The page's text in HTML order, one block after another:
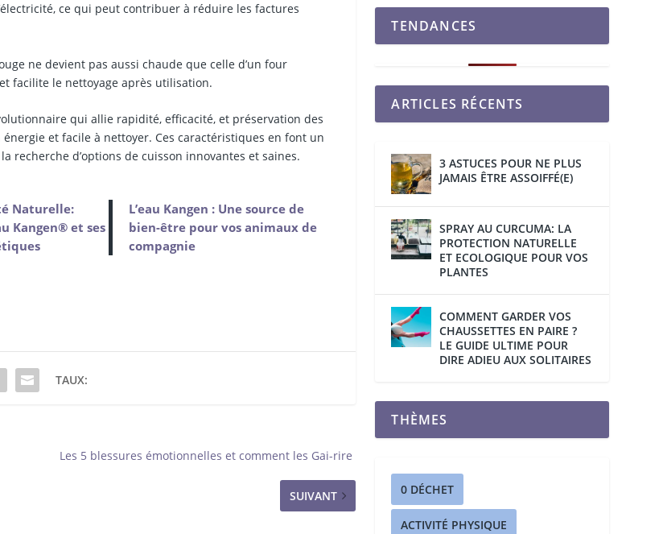
ce qui peut contribuer à réduire les factures
ne devient pas aussi chaude que celle d’un four
facilite le nettoyage après utilisation.
qui allie rapidité, efficacité, et préservation des
et facile à nettoyer. Ces caractéristiques en font un
d’options de cuisson innovantes et saines.
Naturelle:
Kangen® et ses
L’eau Kangen : Une source de
bien-être pour vos animaux de
compagnie
TAUX:
Les 5 blessures émotionnelles et comment les Gai-rire
SUIVANT
TENDANCES
ARTICLES RÉCENTS
3 ASTUCES POUR NE PLUS
JAMAIS ÊTRE ASSOIFFÉ(E)
SPRAY AU CURCUMA: LA
PROTECTION NATURELLE
ET ECOLOGIQUE POUR VOS
PLANTES
COMMENT GARDER VOS
CHAUSSETTES EN PAIRE ?
LE GUIDE ULTIME POUR
DIRE ADIEU AUX SOLITAIRES
THÈMES
0 DÉCHET
ACTIVITÉ PHYSIQUE